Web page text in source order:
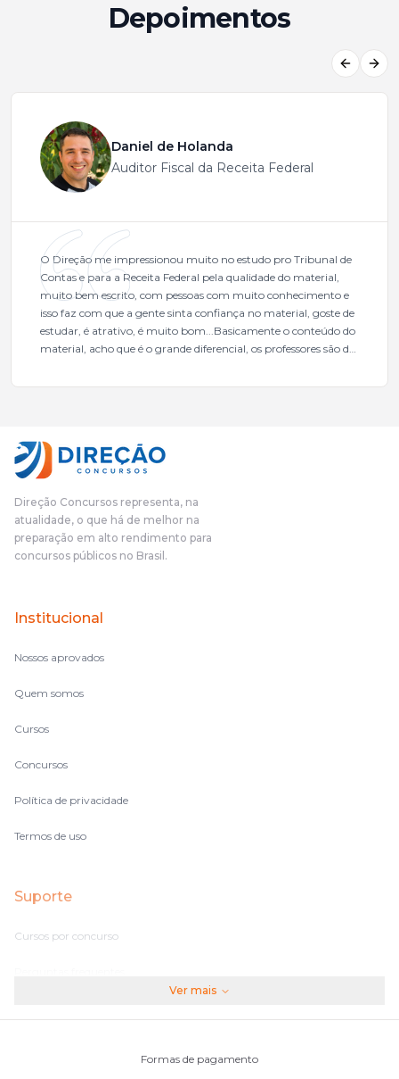
Depoimentos
Daniel de Holanda
Auditor Fiscal da Receita Federal
O Direção me impressionou muito no estudo pro Tribunal de
Contas e para a Receita Federal pela qualidade do material,
muito bem escrito, com pessoas com muito conhecimento e
isso faz com que a gente sinta confiança no material, goste de
estudar, é atrativo, é muito bom...Basicamente o conteúdo do
material, acho que é o grande diferencial, os professores são de
mais excelentes cargos da administração pública.Eu sempre
pudesse enxergar o que eu errei e corrigir minha rota.E além
das aulas vocês(Direção Concursos), que fizeram um
o aluno, além de ter que estudar, ele tem que perder tempo
fazendo um cronograma, num pós- edital é muito
complicado, é uma avalanche de informação, então vocês
terem feito isso é muito bacana, porque quando eu me sentia
no volume de matérias.
Direção Concursos representa, na
atualidade, o que há de melhor na
preparação em alto rendimento para
concursos públicos no Brasil.
Institucional
Nossos aprovados
Quem somos
Cursos
Concursos
Política de privacidade
Termos de uso
Suporte
Cursos por concurso
Ver mais
Formas de pagamento